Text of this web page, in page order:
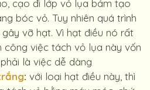
cạo đi lớp vỏ lụa bám tạo
bóc vỏ. Tuy nhiên quá trình
vỡ hạt. Vì hạt điều nó rất
công việc tách vỏ lụa này vốn
là việc dễ dàng
: với loại hạt điều này, thì